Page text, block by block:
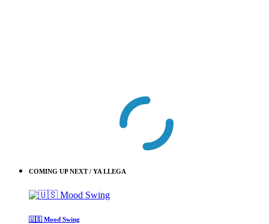
COMING UP NEXT / YA LLEGA
🇺🇸 Mood Swing